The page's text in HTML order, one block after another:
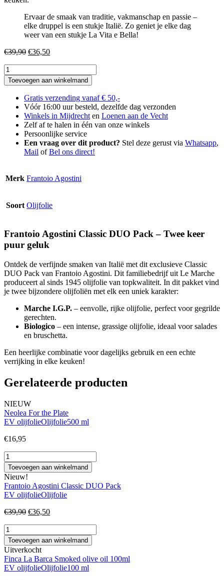
Ervaar de smaak van traditie, vakmanschap en passie –
elke druppel is een stukje Italië. Zo geniet je elke dag
weer van een stukje La Vita e Bella!
€39,90 Oorspronkelijke
€39,90.
€36,50Huidige
€36,50.
Frantoio
Agostini
Origine
DUO
Pack
aantal
Toevoegen aan winkelmand
Gratis verzending vanaf € 50,-
Vóór 16:00 uur besteld, dezelfde dag verzonden
Winkels in Mijdrecht en Loenen aan de Vecht
Zelf af te halen in één van onze winkels
Persoonlijke service
Een vraag over dit product? Stel deze gerust via Whatsapp,
Mail ofBel ons direct!
Merk Frantoio Agostini
Soort Olijfolie
Frantoio Agostini Classic DUO Pack – Twee keer
puur geluk
Ontdek de verfijnde smaken van Italië met dit exclusieve Classic
DUO Pack van Frantoio Agostini. Dit familiebedrijf uit Le Marche
produceert al sinds 1945 olijfolie van topkwaliteit. In dit pakket vind
je twee bijzondere olijfoliën met elk een uniek karakter:
Marche I.G.P. – eenvolle, rijke olijfolie, perfect voor gegrilde
gerechten.
Biologico – een intense, grassige olijfolie, ideaal voor salades
en bruschetta.
Een heerlijke combinatie voor dagelijks gebruik en een echte
verrijking in elke keuken!
Gerelateerde producten
NIEUW
Neolea For the Plate
EV olijfolieOlijfolie500 ml
€16,95
Neolea
For
the
Plate
aantal
Toevoegen aan winkelmand
Nieuw!
Frantoio Agostini Classic DUO Pack
EV olijfolieOlijfolie
€39,90 Oorspronkelijke
€39,90.
€36,50Huidige
€36,50.
Frantoio
Agostini
Classic
DUO
Pack
aantal
Toevoegen aan winkelmand
Uitverkocht
Finca La Barca Smoked olive oil 100ml
EV olijfolieOlijfolie100 ml